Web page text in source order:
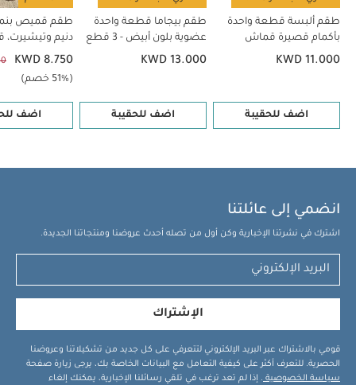
طقم ألبسة قطعة واحدة
بأكمام قصيرة قماش
عضوي بلون أبيض - 5 قطع
KWD 11.000
اضف للحقيبة
طقم بيجاما قطعة واحدة
عضوية بلون أبيض - 3 قطع
KWD 13.000
اضف للحقيبة
طقم قميص
دنيم
KWD 8.750
(51% خصم)
اضف
انضمي إلى عائلتنا
اشترك في نشرتنا الإخبارية وكن أول من تصله أحدث عروضنا ومنتجاتنا الجديدة.
الإشتراك
قومي بالاشتراك عبر البريد الإلكتروني لتتعرفي على كل جديد من تشكيلاتنا وعروضنا
الحصرية. للتعرف أكثر على كيفية التعامل مع البيانات الخاصة بك، يرجى زيارة صفحة
سياسة الخصوصية . إذا لم تعد ترغب في تلقي رسائلنا الإخبارية، يمكنك إلغاء